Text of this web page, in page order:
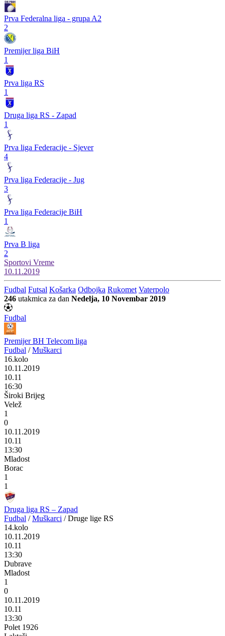
Prva Federalna liga - grupa A2
2
Premijer liga BiH
1
Prva liga RS
1
Druga liga RS - Zapad
1
Prva liga Federacije - Sjever
4
Prva liga Federacije - Jug
3
Prva liga Federacije BiH
1
Prva B liga
2
Sportovi Vreme
10.11.2019
Fudbal Futsal Košarka Odbojka Rukomet Vaterpolo
246 utakmica za dan Nedelja, 10 Novembar 2019
Fudbal
Premijer BH Telecom liga
Fudbal / Muškarci
16.kolo
10.11.2019
10.11
16:30
Široki Brijeg
Velež
1
0
10.11.2019
10.11
13:30
Mladost
Borac
1
1
Druga liga RS – Zapad
Fudbal / Muškarci / Druge lige RS
14.kolo
10.11.2019
10.11
13:30
Dubrave
Mladost
1
0
10.11.2019
10.11
13:30
Polet 1926